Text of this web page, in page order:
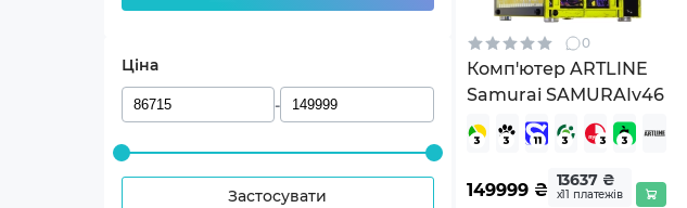
Ціна
-
Застосувати
0
Комп'ютер ARTLINE
Samurai SAMURAIv46
149999₴ 13637 ₴
х11 платежів